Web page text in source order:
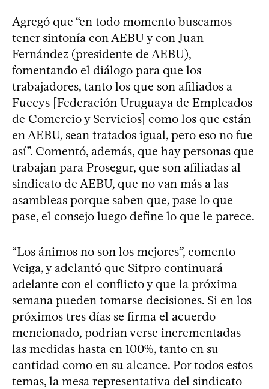
Agregó que “en todo momento buscamos
tener sintonía con AEBU y con Juan
Fernández (presidente de AEBU),
fomentando el diálogo para que los
trabajadores, tanto los que son afiliados a
Fuecys [Federación Uruguaya de Empleados
de Comercio y Servicios] como los que están
en AEBU, sean tratados igual, pero eso no fue
así”. Comentó, además, que hay personas que
trabajan para Prosegur, que son afiliadas al
sindicato de AEBU, que no van más a las
asambleas porque saben que, pase lo que
pase, el consejo luego define lo que le parece.
“Los ánimos no son los mejores”, comento
Veiga, y adelantó que Sitpro continuará
adelante con el conflicto y que la próxima
semana pueden tomarse decisiones. Si en los
próximos tres días se firma el acuerdo
mencionado, podrían verse incrementadas
las medidas hasta en 100%, tanto en su
cantidad como en su alcance. Por todos estos
temas, la mesa representativa del sindicato